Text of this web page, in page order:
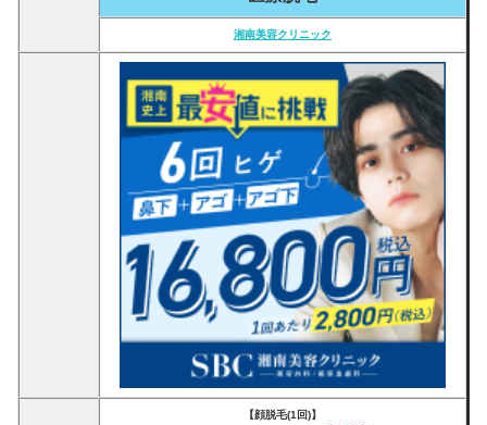
湘南美容クリニック
【顔脱毛(1回)】